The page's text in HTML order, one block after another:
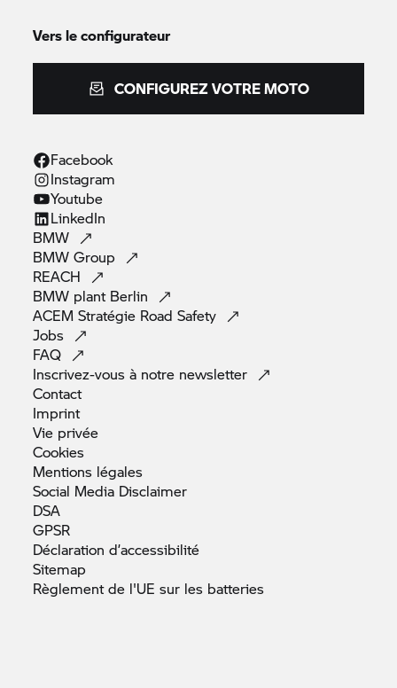
Vers le configurateur
CONFIGUREZ VOTRE MOTO
Facebook
Instagram
Youtube
LinkedIn
BMW
BMWGroup
REACH
BMW plant Berlin
ACEM Stratégie RoadSafety
Jobs
FAQ
Inscrivez-vous à notre newsletter
Contact
Imprint
Vie privée
Cookies
Mentions légales
Social Media Disclaimer
DSA
GPSR
Déclarationd’accessibilité
Sitemap
Règlement de l'UE sur les batteries